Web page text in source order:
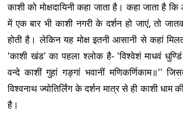
काशी को मोक्षदायिनी कहा जाता है। कहा जाता है
में एक बार भी काशी नगरी के दर्शन हो जाएं, तो
होती है। लेकिन यह मोक्ष इतनी आसानी से कहां
'काशी खंड' का पहला श्लोक है- 'विश्वेशं माधवं
वन्दे काशीं गुहां गङ्गां भवानीं मणिकर्णिकाम॥''
विश्वनाथ ज्योतिर्लिंग के दर्शन मात्र से ही काशी धाम
है।